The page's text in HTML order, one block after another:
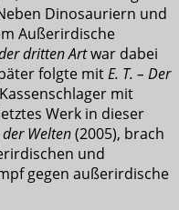
Dinosauriern und
Außerirdische
dritten Artwar dabei
folgte mitE. T. – Der
mit
Werk in dieser
Welten(2005), brach
und
gegen außerirdische